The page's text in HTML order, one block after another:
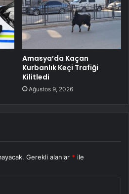
Amasya’da Kaçan
Kurbanlık Keçi Trafiği
Kilitledi
Ağustos 9, 2026
Gerekli alanlar * ile